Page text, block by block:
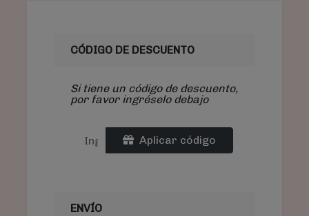
CÓDIGO DE DESCUENTO
Si tiene un código de descuento,
por favor ingréselo debajo
Aplicar código
ENVÍO